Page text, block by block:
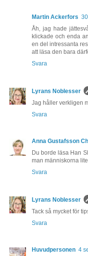
Martin Ackerfors
Åh, jag hade
klickade och enda
en del intressanta
att läsa den bara
Svara
Lyrans Noblesser
Jag håller verkligen
Svara
Anna Gustafsson
Du borde läsa Han
man människorna
Svara
Lyrans Noblesser
Tack så mycket för
Svara
Huvudpersonen 4